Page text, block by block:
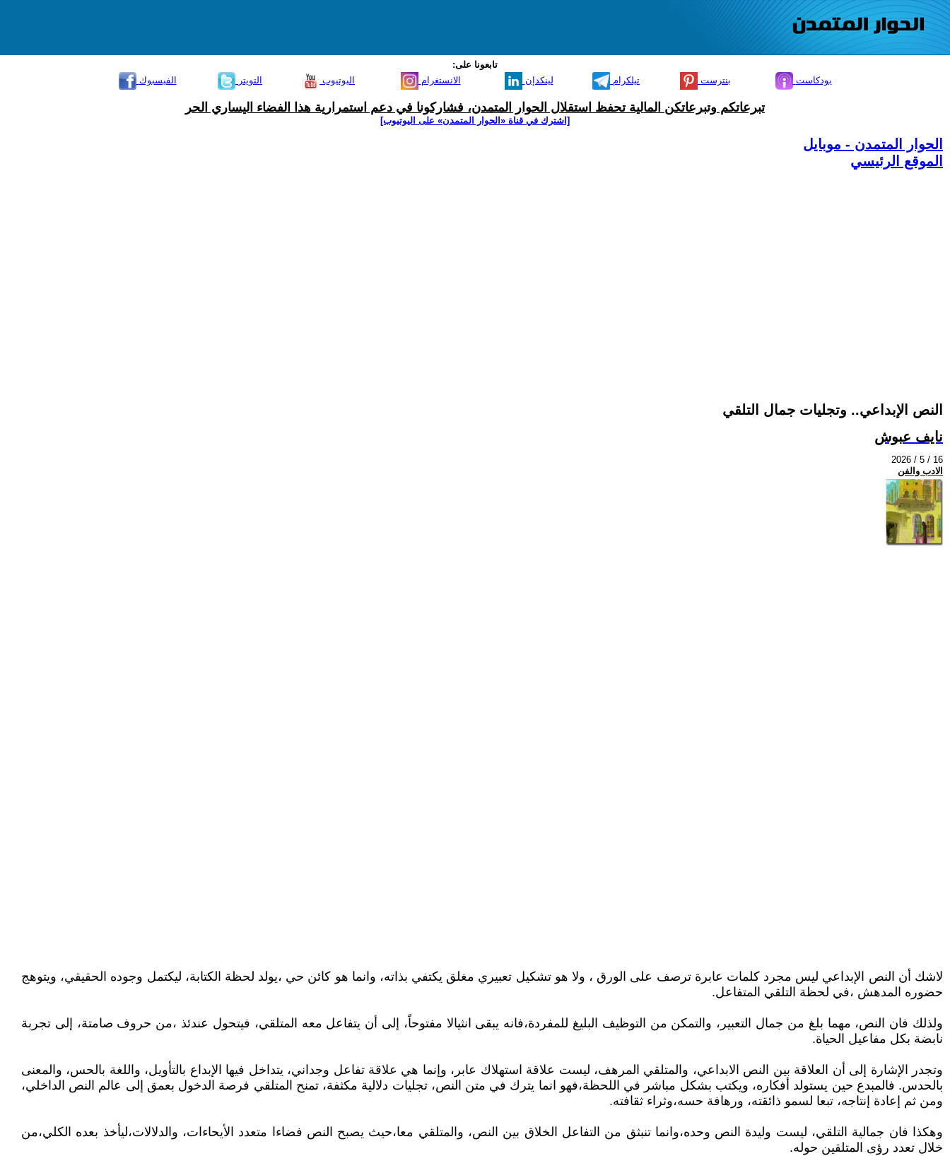
تابعونا على:
الفيسبوك
التويتر اليوتيوب الانستغرام لينكدإن تيلكرام بنترست بودكاست
تبرعاتكم وتبرعاتكن المالية تحفظ استقلال الحوار المتمدن، فشاركونا في دعم استمرارية هذا الفضاء اليساري الحر
[اشترك في قناة ‫«الحوار المتمدن» على اليوتيوب]
الحوار المتمدن - موبايل
الموقع الرئيسي
النص الإبداعي.. وتجليات جمال التلقي
نايف عبوش
2026 / 5 / 16
الادب والفن
لاشك أن النص الإبداعي ليس مجرد كلمات عابرة ترصف على الورق ، ولا هو تشكيل تعبيري مغلق يكتفي بذاته، وانما هو كائن حي ،يولد لحظة الكتابة، ليكتمل وجوده الحقيقي، ويتوهج
حضوره المدهش ،في لحظة التلقي المتفاعل.
ولذلك فان النص، مهما بلغ من جمال التعبير، والتمكن من التوظيف البليغ للمفردة،فانه يبقى انثيالا مفتوحاً، إلى أن يتفاعل معه المتلقي، فيتحول عندئذ ،من حروف صامتة، إلى تجربة
نابضة بكل مفاعيل الحياة.
وتجدر الإشارة إلى أن العلاقة بين النص الابداعي، والمتلقي المرهف، ليست علاقة استهلاك عابر، وإنما هي علاقة تفاعل وجداني، يتداخل فيها الإبداع بالتأويل، واللغة بالحس، والمعنى
بالحدس. فالمبدع حين يستولد أفكاره، ويكتب بشكل مباشر في اللحظة،فهو انما يترك في متن النص، تجليات دلالية مكثفة، تمنح المتلقي فرصة الدخول بعمق إلى عالم النص الداخلي،
ومن ثم إعادة إنتاجه، تبعا لسمو ذائقته، ورهافة حسه،وثراء ثقافته.
وهكذا فان جمالية التلقي، ليست وليدة النص وحده،وانما تنبثق من التفاعل الخلاق بين النص، والمتلقي معا،حيث يصبح النص فضاءا متعدد الأيحاءات، والدلالات،ليأخذ بعده الكلي،من
خلال تعدد رؤى المتلقين حوله.